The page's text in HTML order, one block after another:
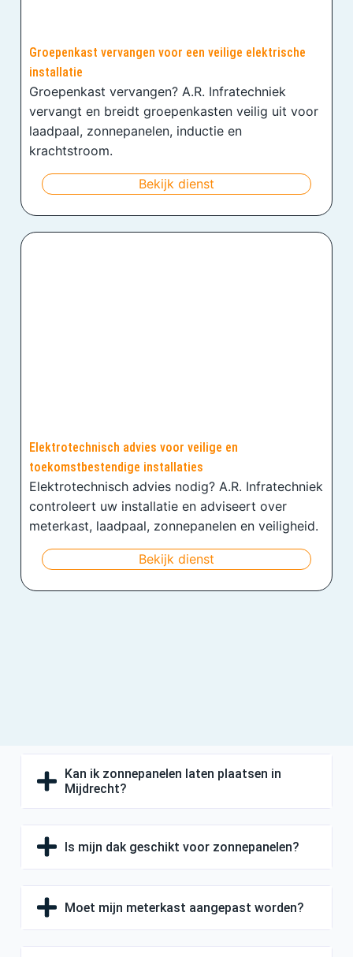
Groepenkast vervangen voor een veilige elektrische
installatie
Groepenkast vervangen? A.R. Infratechniek
vervangt en breidt groepenkasten veilig uit voor
laadpaal, zonnepanelen, inductie en
krachtstroom.
Bekijk dienst
Elektrotechnisch advies voor veilige en
toekomstbestendige installaties
Elektrotechnisch advies nodig? A.R. Infratechniek
controleert uw installatie en adviseert over
meterkast, laadpaal, zonnepanelen en veiligheid.
Bekijk dienst
Kan ik zonnepanelen laten plaatsen in
Mijdrecht?
Is mijn dak geschikt voor zonnepanelen?
Moet mijn meterkast aangepast worden?